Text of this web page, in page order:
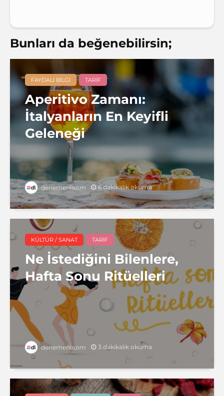
Bunları da beğenebilirsin;
FAYDALI BILGI TARIF
Aperitivo Zamanı:
İtalyanların En Keyifli
Geleneği
denemenlazım 6 dakikalık okuma
KÜLTÜR / SANAT TARIF
Ne İstediğini Bilenlere,
Hafta Sonu Ritüelleri
denemenlazım 3 dakikalık okuma